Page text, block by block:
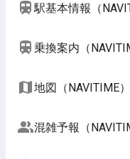
駅基本情報（
乗換案内（
地図（NAVITIME）
混雑予報（